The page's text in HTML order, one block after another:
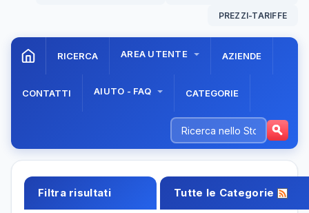
PREZZI-TARIFFE
RICERCA AREA UTENTE AZIENDE
CONTATTI AIUTO - FAQ CATEGORIE
Filtra risultati Tutte le Categorie